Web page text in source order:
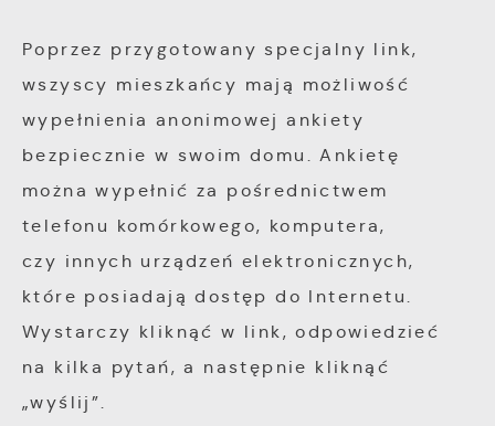
Poprzez przygotowany specjalny link,
wszyscy mieszkańcy mają możliwość
wypełnienia anonimowej ankiety
bezpiecznie w swoim domu. Ankietę
można wypełnić za pośrednictwem
telefonu komórkowego, komputera,
czy innych urządzeń elektronicznych,
które posiadają dostęp do Internetu.
Wystarczy kliknąć w link, odpowiedzieć
na kilka pytań, a następnie kliknąć
„wyślij”.
witryny internetowej. Treści promocyjne mogą
pojawić się na stronach podmiotów trzecich
innych dostawców usług. Firmy te działają w
charakterze pośredników prezentujących nasze
treści w postaci wiadomości, ofert,
komunikatów mediów społecznościowych.